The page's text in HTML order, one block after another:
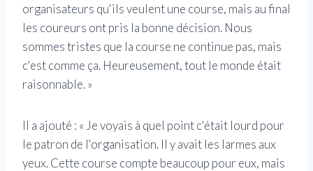
organisateurs qu'ils veulent une course, mais au final
les coureurs ont pris la bonne décision. Nous
sommes tristes que la course ne continue pas, mais
c'est comme ça. Heureusement, tout le monde était
raisonnable. »
Il a ajouté : « Je voyais à quel point c'était lourd pour
le patron de l'organisation. Il y avait les larmes aux
yeux. Cette course compte beaucoup pour eux, mais